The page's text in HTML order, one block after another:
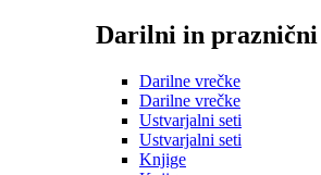
Darilni in
Darilne vrečke
Darilne vrečke
Ustvarjalni seti
Ustvarjalni seti
Knjige